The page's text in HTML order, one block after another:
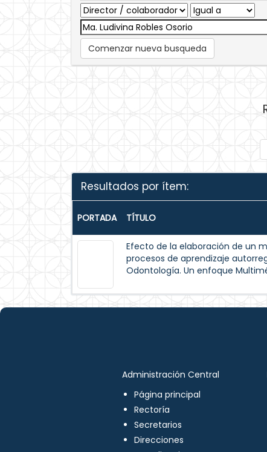
Comenzar nueva busqueda
Resultados por ítem:
PORTADA TÍTULO
Efecto de la elaboración de un
procesos de aprendizaje
Odontología. Un enfoque
Administración Central
Página principal
Rectoría
Secretarios
Direcciones